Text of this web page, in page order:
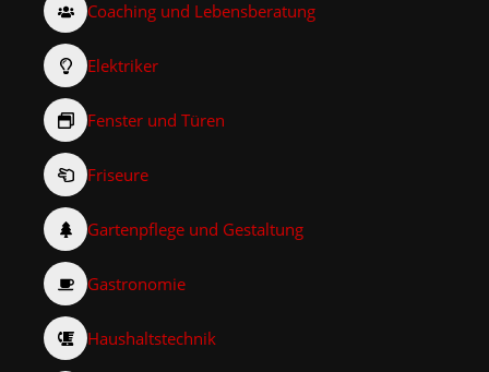
Coaching und Lebensberatung
Elektriker
Fenster und Türen
Friseure
Gartenpflege und Gestaltung
Gastronomie
Haushaltstechnik